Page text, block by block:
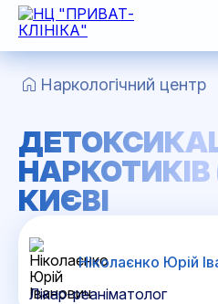
Наркологічний центр
КИЄВІ
Ніколаєнко Юрій
Лікар-реаніматолог